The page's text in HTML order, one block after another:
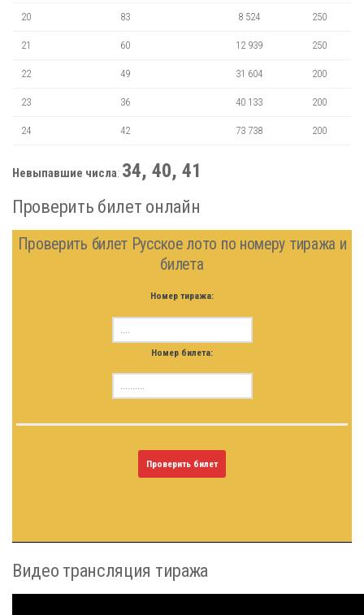
20 83 8 524 250
21 60 12 939 250
22 49 31 604 200
23 36 40 133 200
24 42 73 738 200
Невыпавшие числа: 34, 40, 41
Проверить билет онлайн
Проверить билет Русское лото по номеру тиража и
билета
Номер тиража:
Номер билета:
Проверить билет
Видео трансляция тиража